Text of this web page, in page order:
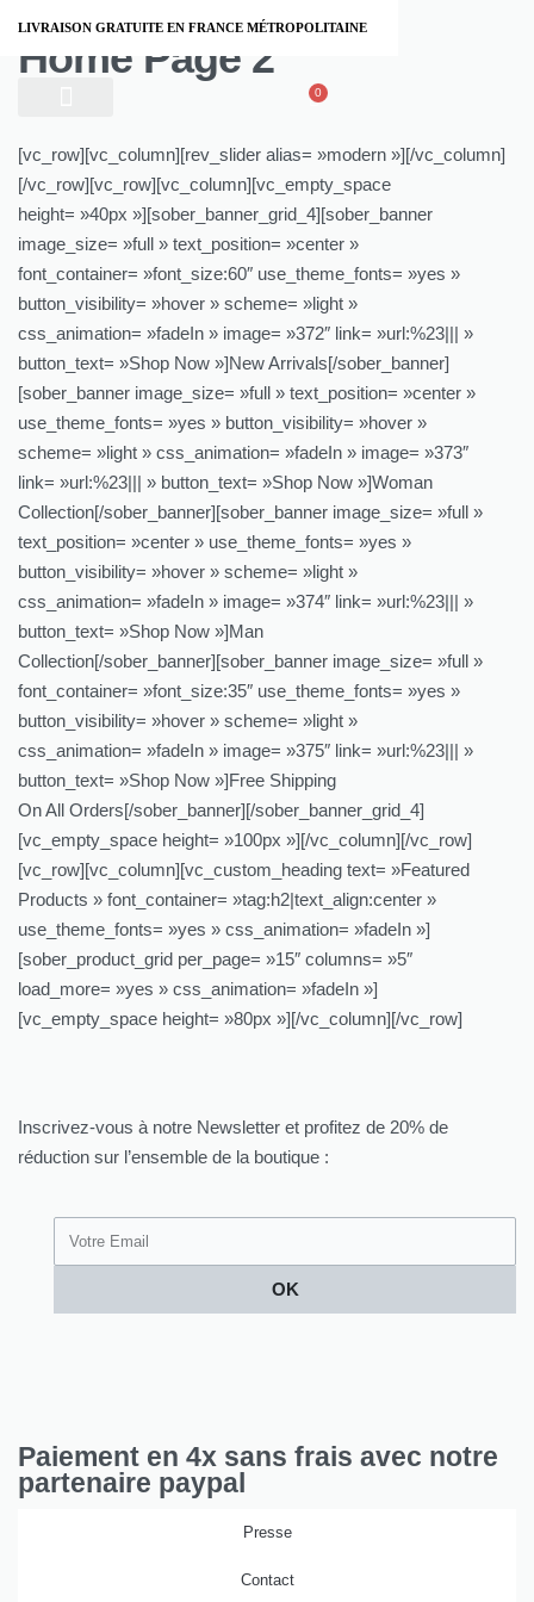
LIVRAISON GRATUITE EN FRANCE MÉTROPOLITAINE
0
Home Page 2
[vc_row][vc_column][rev_slider alias= »modern »][/vc_column]
[/vc_row][vc_row][vc_column][vc_empty_space
height= »40px »][sober_banner_grid_4][sober_banner
image_size= »full » text_position= »center »
font_container= »font_size:60″ use_theme_fonts= »yes »
button_visibility= »hover » scheme= »light »
css_animation= »fadeIn » image= »372″ link= »url:%23||| »
button_text= »Shop Now »]New Arrivals[/sober_banner]
[sober_banner image_size= »full » text_position= »center »
use_theme_fonts= »yes » button_visibility= »hover »
scheme= »light » css_animation= »fadeIn » image= »373″
link= »url:%23||| » button_text= »Shop Now »]Woman
Collection[/sober_banner][sober_banner image_size= »full »
text_position= »center » use_theme_fonts= »yes »
button_visibility= »hover » scheme= »light »
css_animation= »fadeIn » image= »374″ link= »url:%23||| »
button_text= »Shop Now »]Man
Collection[/sober_banner][sober_banner image_size= »full »
font_container= »font_size:35″ use_theme_fonts= »yes »
button_visibility= »hover » scheme= »light »
css_animation= »fadeIn » image= »375″ link= »url:%23||| »
button_text= »Shop Now »]Free Shipping
On All Orders[/sober_banner][/sober_banner_grid_4]
[vc_empty_space height= »100px »][/vc_column][/vc_row]
[vc_row][vc_column][vc_custom_heading text= »Featured
Products » font_container= »tag:h2|text_align:center »
use_theme_fonts= »yes » css_animation= »fadeIn »]
[sober_product_grid per_page= »15″ columns= »5″
load_more= »yes » css_animation= »fadeIn »]
[vc_empty_space height= »80px »][/vc_column][/vc_row]
Inscrivez-vous à notre Newsletter et profitez de 20% de
réduction sur l’ensemble de la boutique :
OK
Paiement en 4x sans frais avec notre
partenaire paypal
Presse
Contact